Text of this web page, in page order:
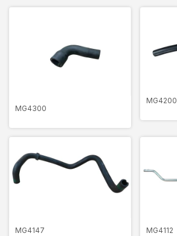
MG4300
MG4200
MG4147 MG4112